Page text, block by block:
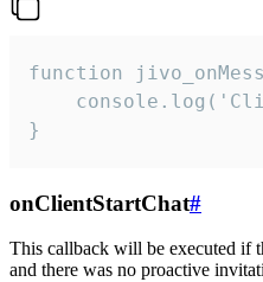
function
}
onClientStartChat#
This callback will be executed if
and there was no proactive